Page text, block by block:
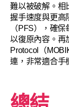
難以被破解。相
握手速度與更高
（PFS），確
以復原內容。再
Protocol（
連，非常適合手